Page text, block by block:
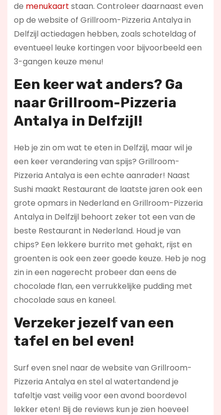
de menukaart staan. Controleer daarnaast even
op de website of Grillroom-Pizzeria Antalya in
Delfzijl actiedagen hebben, zoals schoteldag of
eventueel leuke kortingen voor bijvoorbeeld een
3-gangen keuze menu!
Een keer wat anders? Ga
naar Grillroom-Pizzeria
Antalya in Delfzijl!
Heb je zin om wat te eten in Delfzijl, maar wil je
een keer verandering van spijs? Grillroom-
Pizzeria Antalya is een echte aanrader! Naast
Sushi maakt Restaurant de laatste jaren ook een
grote opmars in Nederland en Grillroom-Pizzeria
Antalya in Delfzijl behoort zeker tot een van de
beste Restaurant in Nederland. Houd je van
chips? Een lekkere burrito met gehakt, rijst en
groenten is ook een zeer goede keuze. Heb je nog
zin in een nagerecht probeer dan eens de
chocolade flan, een verrukkelijke pudding met
chocolade saus en kaneel.
Verzeker jezelf van een
tafel en bel even!
Surf even snel naar de website van Grillroom-
Pizzeria Antalya en stel al watertandend je
tafeltje vast veilig voor een avond boordevol
lekker eten! Bij de reviews kun je zien hoeveel